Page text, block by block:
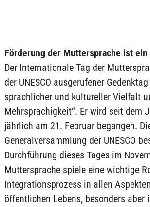
Förderung der Muttersprache ist
Der Internationale Tag der
der UNESCO ausgerufener
sprachlicher und kultureller Vielfalt
Mehrsprachigkeit“. Er wird seit dem
jährlich am 21. Februar begangen.
Generalversammlung der UNESCO
Durchführung dieses Tages im
Muttersprache spiele eine wichtige
Integrationsprozess in allen
öffentlichen Lebens, besonders aber